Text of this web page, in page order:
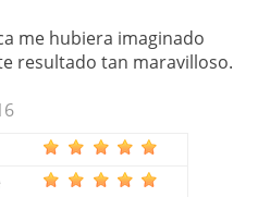
me hubiera imaginado
resultado tan maravilloso.